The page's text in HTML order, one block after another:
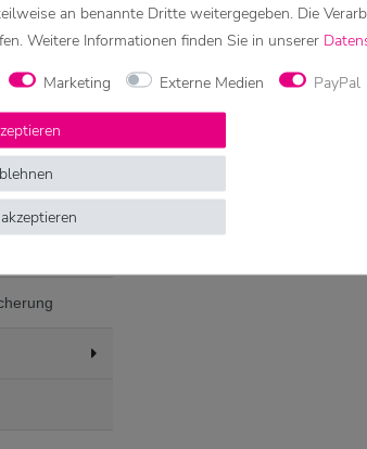
aus deman benannte Dritte weitergegeben. Die
Weitere Informationen finden Sie in unserer
Marketing Externe Medien PayPal